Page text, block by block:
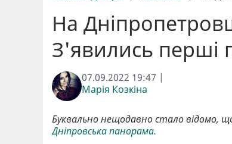
На
З'явились перші
07.09.2022 19:47 |
Марія Козкіна
Буквально нещодавно стало відомо,
Дніпровська панорама.